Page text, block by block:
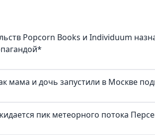
Popcorn Books и Individuum
мама и дочь запустили в Москве
пик метеорного потока